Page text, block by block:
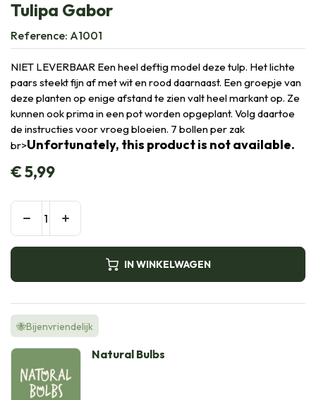
Tulipa Gabor
Reference: A1001
NIET LEVERBAAR Een heel deftig model deze tulp. Het lichte
paars steekt fijn af met wit en rood daarnaast. Een groepje van
deze planten op enige afstand te zien valt heel markant op. Ze
kunnen ook prima in een pot worden opgeplant. Volg daartoe
de instructies voor vroeg bloeien. 7 bollen per zak
br>Unfortunately, this product is not available.
€5,99
IN WINKELWAGEN
🐝Bijenvriendelijk
Natural Bulbs